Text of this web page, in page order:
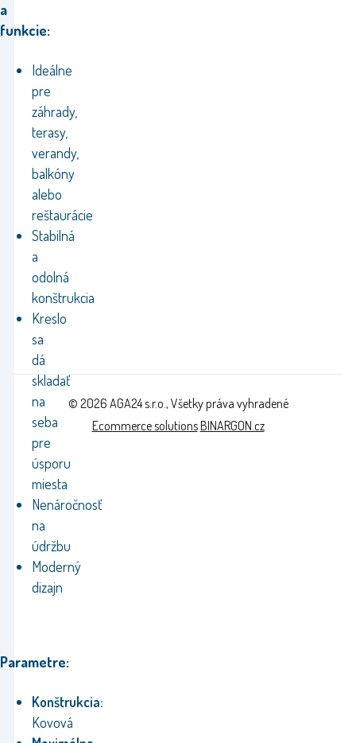
a
funkcie:
Ideálne
pre
záhrady,
terasy,
verandy,
balkóny
alebo
reštaurácie
Stabilná
a
odolná
konštrukcia
Kreslo
sa
dá
skladať
na
seba
pre
úsporu
miesta
Nenáročnosť
na
údržbu
Moderný
dizajn
Parametre:
Konštrukcia:
Kovová
© 2026 AGA24 s.r.o., Všetky práva vyhradené
Ecommerce solutionsBINARGON.cz